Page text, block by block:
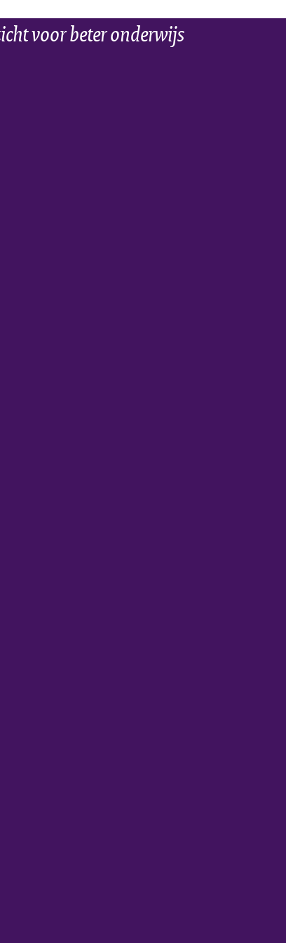
voor beter onderwijs